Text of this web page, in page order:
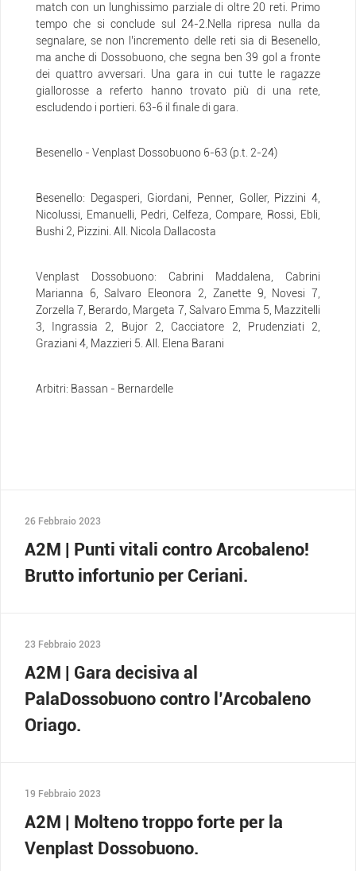
match con un lunghissimo parziale di oltre 20 reti. Primo
tempo che si conclude sul 24-2.Nella ripresa nulla da
segnalare, se non l’incremento delle reti sia di Besenello,
ma anche di Dossobuono, che segna ben 39 gol a fronte
dei quattro avversari. Una gara in cui tutte le ragazze
giallorosse a referto hanno trovato più di una rete,
escludendo i portieri. 63-6 il finale di gara.
Besenello - Venplast Dossobuono 6-63 (p.t. 2-24)
Besenello: Degasperi, Giordani, Penner, Goller, Pizzini 4,
Nicolussi, Emanuelli, Pedri, Celfeza, Compare, Rossi, Ebli,
Bushi 2, Pizzini. All. Nicola Dallacosta
Venplast Dossobuono: Cabrini Maddalena, Cabrini
Marianna 6, Salvaro Eleonora 2, Zanette 9, Novesi 7,
Zorzella 7, Berardo, Margeta 7, Salvaro Emma 5, Mazzitelli
3, Ingrassia 2, Bujor 2, Cacciatore 2, Prudenziati 2,
Graziani 4, Mazzieri 5. All. Elena Barani
Arbitri: Bassan - Bernardelle
26 Febbraio 2023
A2M | Punti vitali contro Arcobaleno!
Brutto infortunio per Ceriani.
23 Febbraio 2023
A2M | Gara decisiva al
PalaDossobuono contro l’Arcobaleno
Oriago.
19 Febbraio 2023
A2M | Molteno troppo forte per la
Venplast Dossobuono.